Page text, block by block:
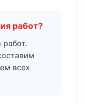
работ?
всех